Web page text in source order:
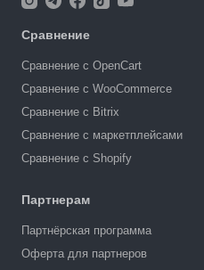
Сравнение
Сравнение с OpenCart
Сравнение с WooCommerce
Сравнение с Bitrix
Сравнение с маркетплейсами
Сравнение с Shopify
Партнерам
Партнёрская программа
Оферта для партнеров